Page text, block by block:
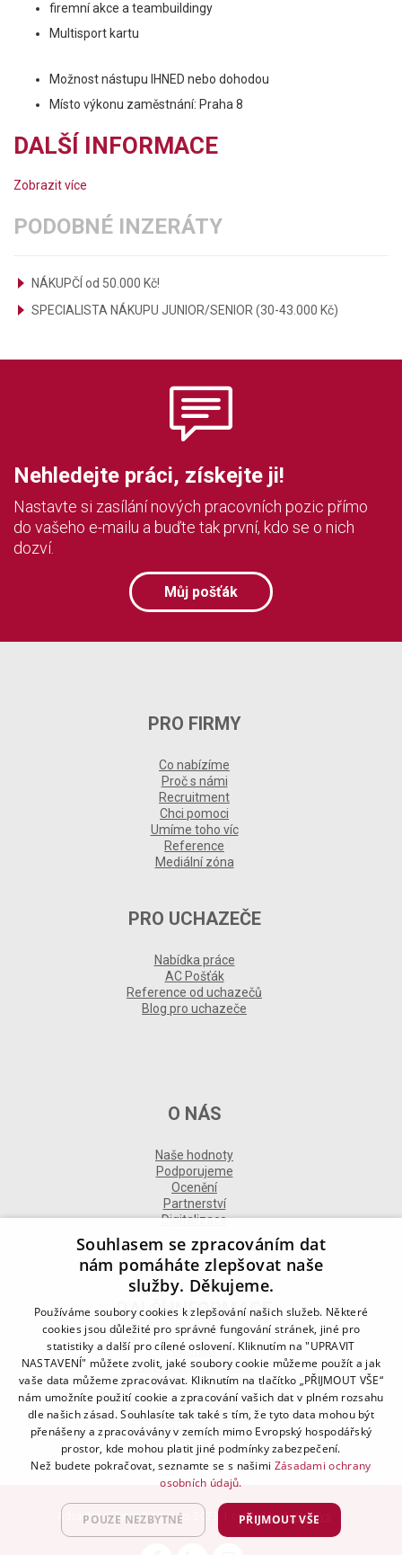
firemní akce a teambuildingy
Multisport kartu
Možnost nástupu IHNED nebo dohodou
Místo výkonu zaměstnání: Praha 8
DALŠÍ INFORMACE
Zobrazit více
PODOBNÉ INZERÁTY
NÁKUPČÍ od 50.000 Kč!
SPECIALISTA NÁKUPU JUNIOR/SENIOR (30-43.000 Kč)
Nehledejte práci, získejte ji!
Nastavte si zasílání nových pracovních pozic přímo
do vašeho e-mailu a buďte tak první, kdo se o nich
dozví.
Můj pošťák
PRO FIRMY
Co nabízíme
Proč s námi
Recruitment
Chci pomoci
Umíme toho víc
Reference
Mediální zóna
PRO UCHAZEČE
Nabídka práce
AC Pošťák
Reference od uchazečů
Blog pro uchazeče
O NÁS
Naše hodnoty
Podporujeme
Ocenění
Partnerství
Digitalizace
DALŠÍ INFORMACE
Kontakt
Naše odborné divize
Naše pobočky
Zásady zpracování osobních údajů
Všeobecné podmínky
Kodex chování
Blog
Advantage Consulting, s.r.o. 2021 | created byA-WebSys
Souhlasem se zpracováním dat
nám pomáháte zlepšovat naše
služby. Děkujeme.
Používáme soubory cookies k zlepšování našich služeb. Některé
cookies jsou důležité pro správné fungování stránek, jiné pro
statistiky a další pro cílené oslovení. Kliknutím na "UPRAVIT
NASTAVENÍ" můžete zvolit, jaké soubory cookie můžeme použít a jak
vaše data můžeme zpracovávat. Kliknutím na tlačítko „PŘIJMOUT VŠE“
nám umožníte použití cookie a zpracování vašich dat v plném rozsahu
dle našich zásad. Souhlasíte tak také s tím, že tyto data mohou být
přenášeny a zpracovávány v zemích mimo Evropský hospodářský
prostor, kde mohou platit jiné podmínky zabezpečení.
Než budete pokračovat, seznamte se s našimi Zásadami ochrany
osobních údajů.
PŘIJMOUT VŠE
POUZE NEZBYTNÉ